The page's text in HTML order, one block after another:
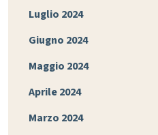
Luglio 2024
Giugno 2024
Maggio 2024
Aprile 2024
Marzo 2024